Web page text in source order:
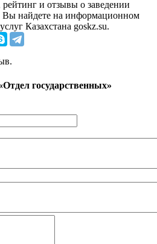
и отзывы о заведении
Вы найдете на информационном
Казахстана goskz.su.
государственных»